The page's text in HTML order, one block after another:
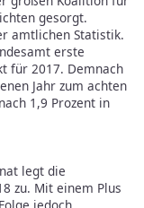
gesorgt.
amtlichen Statistik.
erste
für 2017. Demnach
Jahr zum achten
1,9 Prozent in
legt die
zu. Mit einem Plus